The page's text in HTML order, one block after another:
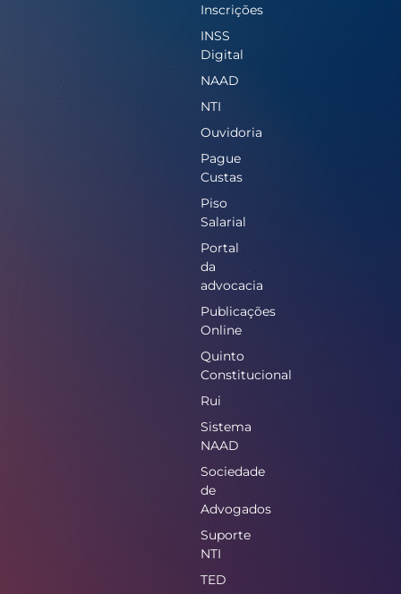
Inscrições
INSS
Digital
NAAD
NTI
Ouvidoria
Pague
Custas
Piso
Salarial
Portal
da
advocacia
Publicações
Online
Quinto
Constitucional
Rui
Sistema
NAAD
Sociedade
de
Advogados
Suporte
NTI
TED